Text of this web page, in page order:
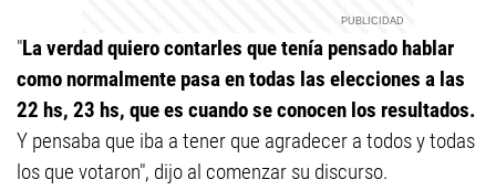
"La verdad quiero contarles que tenía pensado hablar
como normalmente pasa en todas las elecciones a las
22 hs, 23 hs, que es cuando se conocen los resultados.
Y pensaba que iba a tener que agradecer a todos y todas
los que votaron", dijo al comenzar su discurso.